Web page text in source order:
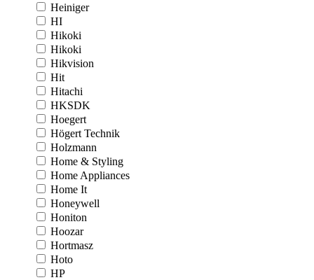
Heiniger
HI
Hikoki
Hikoki
Hikvision
Hit
Hitachi
HKSDK
Hoegert
Högert Technik
Holzmann
Home & Styling
Home Appliances
Home It
Honeywell
Honiton
Hoozar
Hortmasz
Hoto
HP